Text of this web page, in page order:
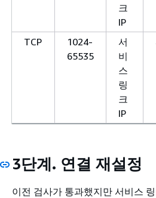
크
IP
TCP
1024-
65535
서
비
스
링
크
IP
3단계. 연결 재설정
이전 검사가 통과했지만 서비스